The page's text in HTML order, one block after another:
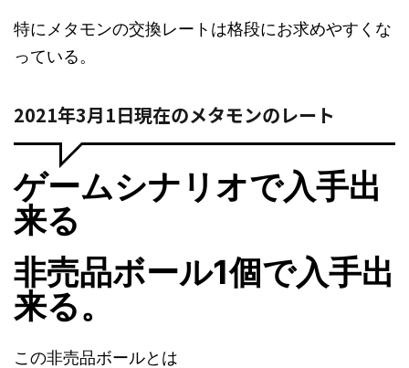
特にメタモンの交換レートは格段にお求めやすくな
っている。
2021年3月1日現在のメタモンのレート
ゲームシナリオで入手出
来る
非売品ボール1個で入手出
来る。
この非売品ボールとは